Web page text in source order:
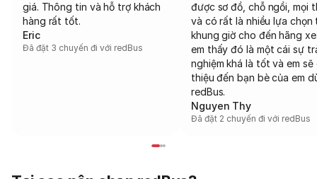
giá. Thông tin và hỗ trợ khách
hàng rất tốt.
Eric
Đã đặt 3 chuyến đi với redBus
được sơ đồ, chỗ ngồi, mọi
và có rất là nhiều lựa chọn
khung giờ cho đến hãng
em thấy đó là một cái sự
nghiệm khá là tốt và em sẽ
thiệu đến bạn bè của em
redBus.
Nguyen Thy
Đã đặt 2 chuyến đi với redBus